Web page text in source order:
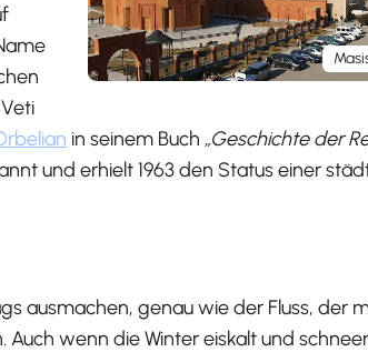
in seinem Buch „Geschichte der
und erhielt 1963 den Status einer
ausmachen, genau wie der Fluss, der
wenn die Winter eiskalt und